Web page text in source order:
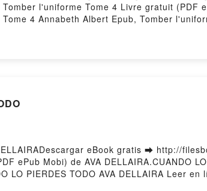
l'uniforme Tome 4 Livre gratuit (PDF
4 Annabeth Albert Epub, Tomber
l'uniforme Tome 4 Annabeth Albert
eBook gratis ➡ http://
ePub Mobi) de AVA DELLAIRA.CUANDO
LO PIERDES TODO AVA DELLAIRA Leer